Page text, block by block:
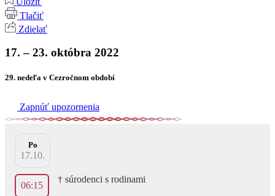
Tlačiť
Zdielať
17. – 23. októbra 2022
29. nedeľa v Cezročnom období
Zapnúť upozornenia
Po
17.10.
06:15
† súrodenci s rodinami